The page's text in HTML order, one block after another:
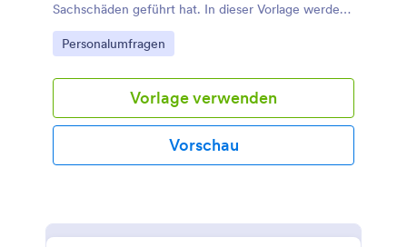
Sachschäden geführt hat. In dieser Vorlage werden
die Einsender gebeten, den Vorfall, den Hintergrund
und alle gefährlichen Materialien, Geräte oder
beteiligt waren.
Go to Category:
Personalumfragen
Vorlage verwenden
Vorschau